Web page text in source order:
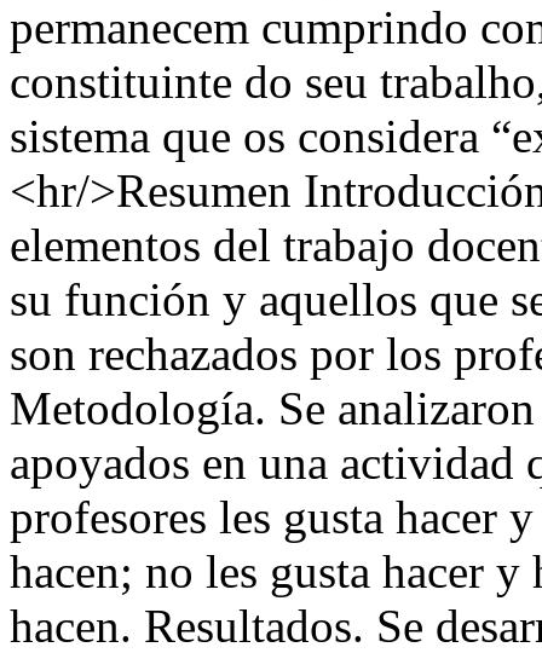
permanecem cumprindo
constituinte do seu
sistema que os considera
<hr/>Resumen
elementos del trabajo
su función y aquellos que
son rechazados por los
Metodología. Se
apoyados en una actividad
profesores les gusta hacer
hacen; no les gusta hacer
hacen. Resultados. Se